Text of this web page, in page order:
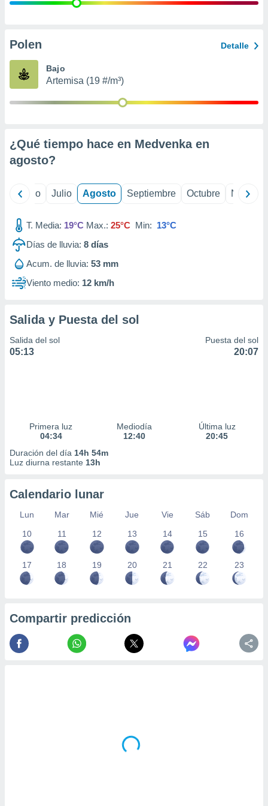
publicidad
de
Polen Detalle
Bajo
Artemisa (19 #/m³)
¿Qué tiempo hace en Medvenka en
agosto?
Junio Julio Agosto Septiembre Octubre
T. Media: 19°C Max.: 25°C Min: 13°C
Días de lluvia: 8 días
Acum. de lluvia: 53 mm
Viento medio: 12 km/h
Salida y Puesta del sol
Salida del sol
05:13
Puesta del sol
20:07
Primera luz
04:34
Mediodía
12:40
Última luz
20:45
Duración del día 14h 54m
Luz diurna restante 13h
Calendario lunar
Lun Mar Mié Jue Vie Sáb
Dom
10
11 12 13 14 15 16
17 18 19 20 21 22 23
Compartir predicción